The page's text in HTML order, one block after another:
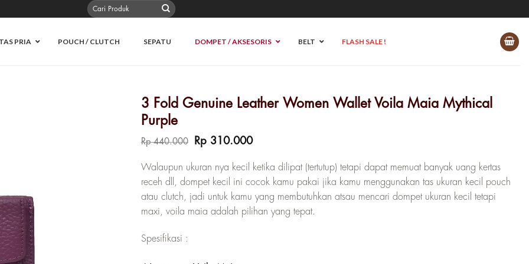
Pencarian
untuk:
TAS PRIA POUCH / CLUTCH SEPATU DOMPET / AKSESORIS BELT FLASH SALE !
3 Fold Genuine Leather Women Wallet Voila Maia Mythical
Purple
Rp440.000
Harga
Rp 440.000.
Rp 310.000Harga
ini
adalah:
Rp 310.000.
Walaupun ukuran nya kecil ketika dilipat (tertutup) tetapi dapat memuat banyak uang kertas
receh dll, dompet kecil ini cocok kamu pakai jika kamu menggunakan tas ukuran kecil pouch
atau clutch, jadi untuk kamu yang membutuhkan atsau mencari dompet ukuran kecil tetapi
maxi, voila maia adalah pilihan yang tepat.
Spesifikasi :